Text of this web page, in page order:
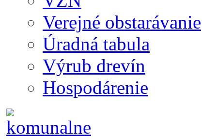
Verejné obstarávanie
Úradná tabula
Výrub drevín
Hospodárenie